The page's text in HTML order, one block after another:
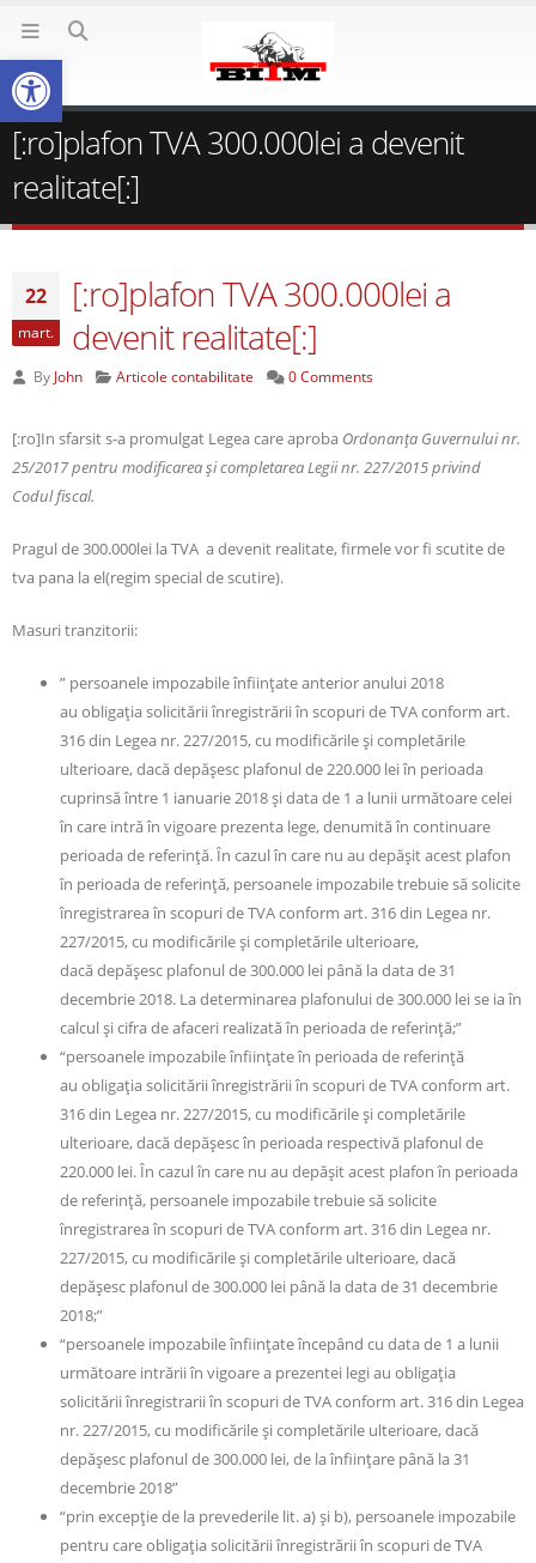
[:ro]plafon TVA 300.000lei a devenit
realitate[:]
22
mart.
[:ro]plafon TVA 300.000lei a
devenit realitate[:]
By John Articole contabilitate 0 Comments
[:ro]In sfarsit s-a promulgat Legea care aproba Ordonanţa Guvernului nr.
25/2017 pentru modificarea şi completarea Legii nr. 227/2015 privind
Codul fiscal.
Pragul de 300.000lei la TVA a devenit realitate, firmele vor fi scutite de
tva pana la el(regim special de scutire).
Masuri tranzitorii:
” persoanele impozabile înfiinţate anterior anului 2018
au obligaţia solicitării înregistrării în scopuri de TVA conform art.
316 din Legea nr. 227/2015, cu modificările şi completările
ulterioare, dacă depăşesc plafonul de 220.000 lei în perioada
cuprinsă între 1 ianuarie 2018 şi data de 1 a lunii următoare celei
în care intră în vigoare prezenta lege, denumită în continuare
perioada de referinţă. În cazul în care nu au depăşit acest plafon
în perioada de referinţă, persoanele impozabile trebuie să solicite
înregistrarea în scopuri de TVA conform art. 316 din Legea nr.
227/2015, cu modificările şi completările ulterioare,
dacă depăşesc plafonul de 300.000 lei până la data de 31
decembrie 2018. La determinarea plafonului de 300.000 lei se ia în
calcul şi cifra de afaceri realizată în perioada de referinţă;”
“persoanele impozabile înfiinţate în perioada de referinţă
au obligaţia solicitării înregistrării în scopuri de TVA conform art.
316 din Legea nr. 227/2015, cu modificările şi completările
ulterioare, dacă depăşesc în perioada respectivă plafonul de
220.000 lei. În cazul în care nu au depăşit acest plafon în perioada
de referinţă, persoanele impozabile trebuie să solicite
înregistrarea în scopuri de TVA conform art. 316 din Legea nr.
227/2015, cu modificările şi completările ulterioare, dacă
depăşesc plafonul de 300.000 lei până la data de 31 decembrie
2018;”
“persoanele impozabile înfiinţate începând cu data de 1 a lunii
următoare intrării în vigoare a prezentei legi au obligaţia
solicitării înregistrarii în scopuri de TVA conform art. 316 din Legea
nr. 227/2015, cu modificările şi completările ulterioare, dacă
depăşesc plafonul de 300.000 lei, de la înfiinţare până la 31
decembrie 2018”
“prin excepţie de la prevederile lit. a) şi b), persoanele impozabile
pentru care obligaţia solicitării înregistrării în scopuri de TVA
Deschide bara de unelte